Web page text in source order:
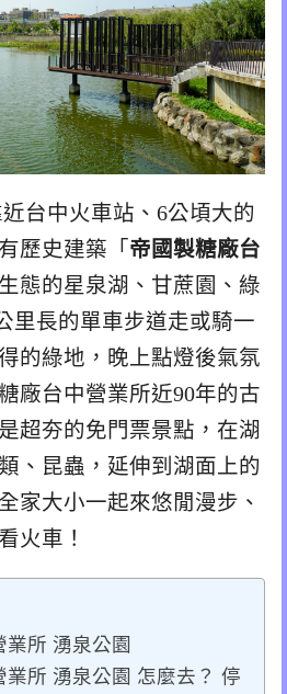
台中火車站、6公頃大的
歷史建築「 帝國製糖廠台
態的星泉湖、甘蔗園、綠
里長的單車步道走或騎一
的綠地，晚上點燈後氣氛
廠台中營業所近90年的古
超夯的免門票景點，在湖
、昆蟲，延伸到湖面上的
家大小一起來悠閒漫步、
看火車！
所 湧泉公園
業所 湧泉公園 怎麼去？ 停